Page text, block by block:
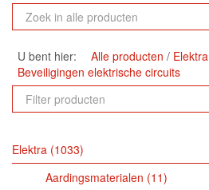
U bent hier: Alle producten
Elektra
Beveiligingen elektrische circuits
Elektra 1033
Aardingsmaterialen 11